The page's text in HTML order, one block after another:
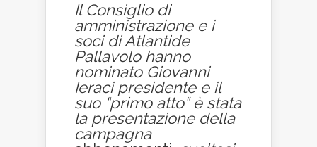
Il Consiglio di
amministrazione e i
soci di Atlantide
Pallavolo hanno
nominato Giovanni
Ieraci presidente e il
suo “primo atto” è stata
la presentazione della
campagna